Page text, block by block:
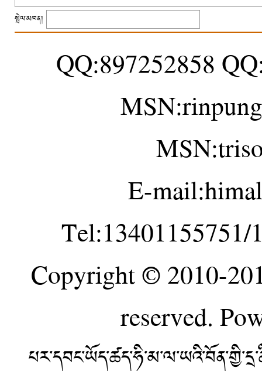
སྤེལ་མཁན།
QQ:897252858
E-
Tel:13401155751/
Copyright © 2010-
reserved.